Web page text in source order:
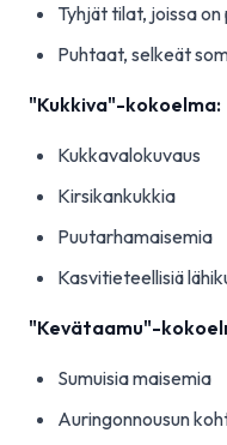
Tyhjät tilat, joissa
Puhtaat, selkeät
"Kukkiva"-kokoelma:
Kukkavalokuvaus
Kirsikankukkia
Puutarhamaisemia
Kasvitieteellisiä
"Kevätaamu"-
Sumuisia maisemia
Auringonnousun